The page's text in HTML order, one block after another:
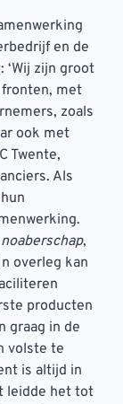
en de
zijn groot
fronten, met
zoals
ook met
Twente,
Als
noaberschap,
overleg kan
producten
graag in de
volste te
is altijd in
leidde het tot